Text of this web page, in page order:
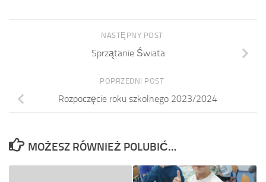
NASTĘPNY POST
Sprzątanie Świata
POPRZEDNI POST
Rozpoczęcie roku szkolnego 2023/2024
MOŻESZ RÓWNIEŻ POLUBIĆ…